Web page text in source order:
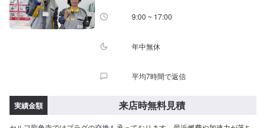
9:00 ~ 17:00
年中無休
平均7時間で返信
実績金額 来店時無料見積